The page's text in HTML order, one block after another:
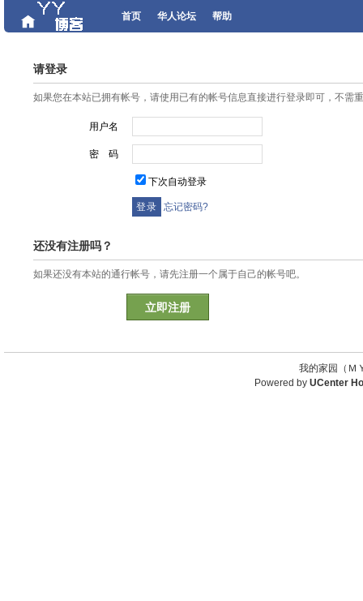
首页 华人论坛 帮助
请登录
如果您在本站已拥有帐号，请使用已有的帐号信息直接进行登录即可，不需
用户名
密 码
下次自动登录
忘记密码?
还没有注册吗？
如果还没有本站的通行帐号，请先注册一个属于自己的帐号吧。
立即注册
我的家园（
Powered by UCenter